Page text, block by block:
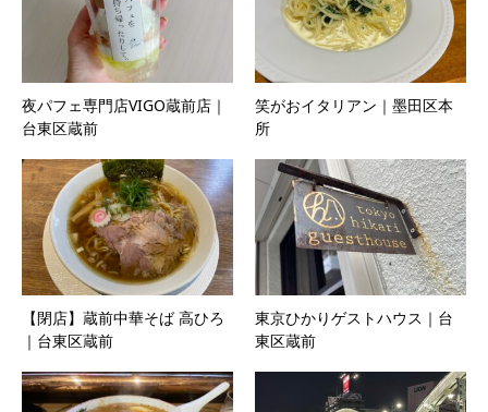
夜パフェ専門店VIGO蔵前店｜
台東区蔵前
笑がおイタリアン｜墨田区本
所
【閉店】蔵前中華そば 高ひろ
｜台東区蔵前
東京ひかりゲストハウス｜台
東区蔵前